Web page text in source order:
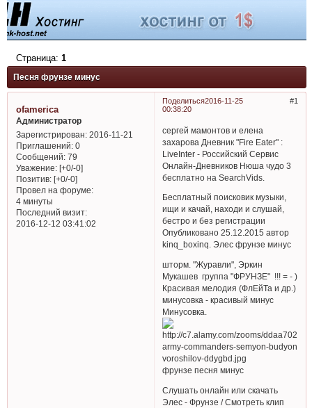
Песня фрунзе минус
Страница: 1
Поделиться 1
2016-11-25
00:38:20
ofamerica
Администратор
Зарегистрирован: 2016-11-21
Приглашений:0
Сообщений:79
Уважение: [+0/-0]
Позитив: [+0/-0]
Провел на форуме:
4 минуты
Последний визит:
2016-12-12 03:41:02
сергей мамонтов и елена
захарова Дневник "Fire Eater" :
LiveInter - Российский Сервис
Онлайн-Дневников Нюша чудо 3
бесплатно на SearchVids.
Бесплатный поисковик музыки,
ищи и качай, находи и слушай,
бестро и без регистрации
Опубликовано 25.12.2015 автор
kinq_boxinq. Элес фрунзе минус
шторм. "Журавли", Эркин
Мукашев группа "ФРУНЗЕ" !!! = - )
Красивая мелодия (ФлЕйТа и др.)
минусовка - красивый минус
Минусовка.
фрунзе песня минус
Слушать онлайн или скачать
Элес - Фрунзе / Смотреть клип